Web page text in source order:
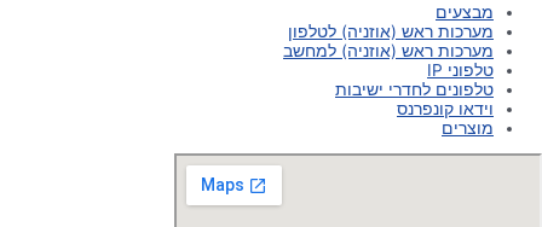
מבצעים
מערכות ראש (אוזניה) לטלפון
מערכות ראש (אוזניה) למחשב
טלפוני IP
טלפונים לחדרי ישיבות
וידאו קונפרנס
מוצרים